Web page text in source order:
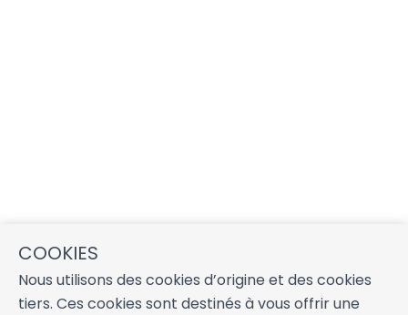
COOKIES
Nous utilisons des cookies d’origine et des cookies
tiers. Ces cookies sont destinés à vous offrir une